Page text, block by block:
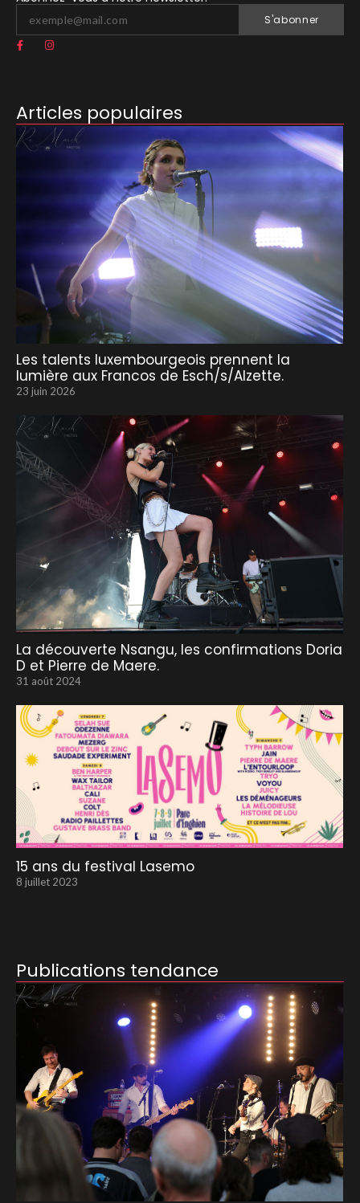
S'abonner
Articles populaires
Les talents luxembourgeois prennent la
lumière aux Francos de Esch/s/Alzette.
23 juin 2026
La découverte Nsangu, les confirmations Doria
D et Pierre de Maere.
31 août 2024
15 ans du festival Lasemo
8 juillet 2023
Publications tendance